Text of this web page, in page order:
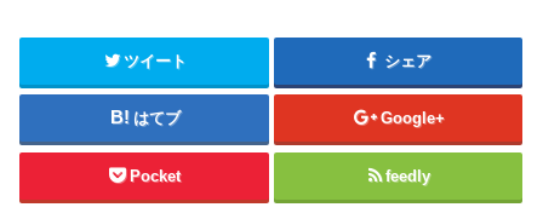
ツイート シェア
はてブ Google+
Pocket feedly